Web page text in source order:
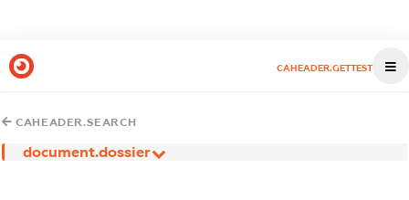
CAHEADER.GETTEST
CAHEADER.SEARCH
document.dossier